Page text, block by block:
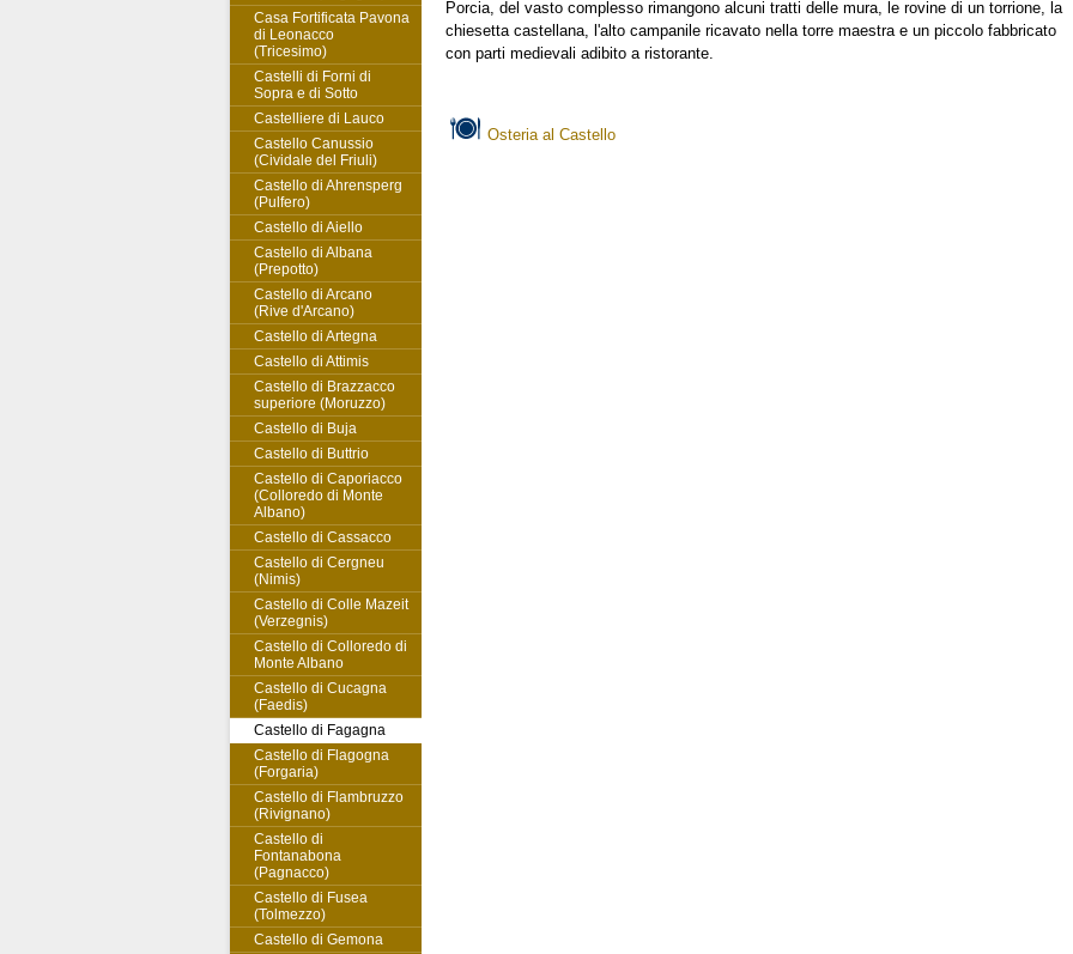
Casa Fortificata Pavona
di Leonacco
(Tricesimo)
Castelli di Forni di
Sopra e di Sotto
Castelliere di Lauco
Castello Canussio
(Cividale del Friuli)
Castello di Ahrensperg
(Pulfero)
Castello di Aiello
Castello di Albana
(Prepotto)
Castello di Arcano
(Rive d'Arcano)
Castello di Artegna
Castello di Attimis
Castello di Brazzacco
superiore (Moruzzo)
Castello di Buja
Castello di Buttrio
Castello di Caporiacco
(Colloredo di Monte
Albano)
Castello di Cassacco
Castello di Cergneu
(Nimis)
Castello di Colle Mazeit
(Verzegnis)
Castello di Colloredo di
Monte Albano
Castello di Cucagna
(Faedis)
Castello di Fagagna
Castello di Flagogna
(Forgaria)
Castello di Flambruzzo
(Rivignano)
Castello di
Fontanabona
(Pagnacco)
Castello di Fusea
(Tolmezzo)
Castello di Gemona
Porcia, del vasto complesso rimangono alcuni tratti delle mura, le rovine di un torrione, la
chiesetta castellana, l'alto campanile ricavato nella torre maestra e un piccolo fabbricato
con parti medievali adibito a ristorante.
Osteria al Castello